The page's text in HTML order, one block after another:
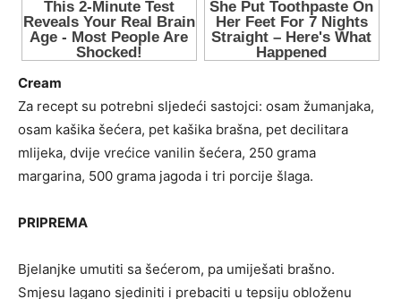
Cream
Za recept su potrebni sljedeći sastojci: osam žumanjaka,
osam kašika šećera, pet kašika brašna, pet decilitara
mlijeka, dvije vrećice vanilin šećera, 250 grama
margarina, 500 grama jagoda i tri porcije šlaga.
PRIPREMA
Bjelanjke umutiti sa šećerom, pa umiješati brašno.
Smjesu lagano sjediniti i prebaciti u tepsiju obloženu